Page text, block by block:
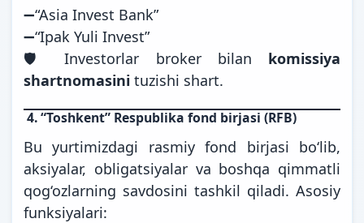
➖“Asia Invest Bank”
➖“Ipak Yuli Invest”
🛡 Investorlar broker bilan komissiya
shartnomasini tuzishi shart.
4.“Toshkent” Respublika fond birjasi (RFB)
Bu yurtimizdagi rasmiy fond birjasi bo‘lib,
aksiyalar, obligatsiyalar va boshqa qimmatli
qog‘ozlarning savdosini tashkil qiladi. Asosiy
funksiyalari: